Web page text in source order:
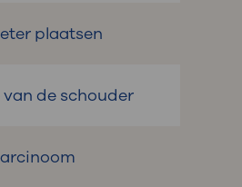
plaatsen
de schouder